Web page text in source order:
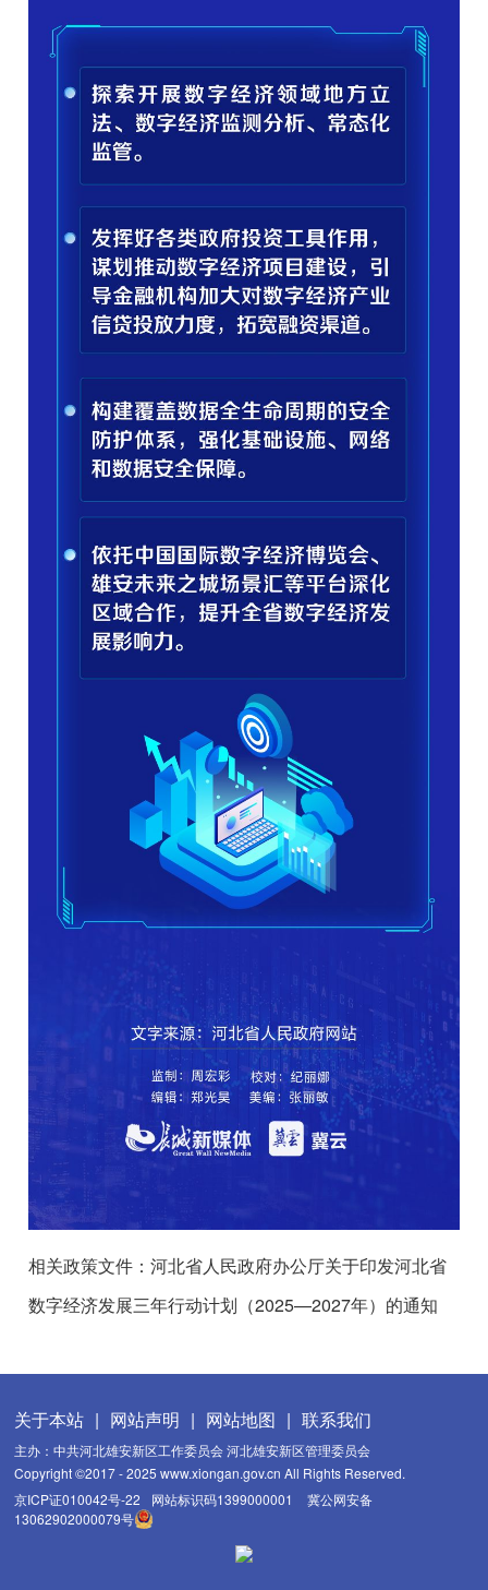
相关政策文件：河北省人民政府办公厅关于印发河北省
数字经济发展三年行动计划（2025—2027年）的通知
关于本站 | 网站声明 | 网站地图 | 联系我们
主办：中共河北雄安新区工作委员会 河北雄安新区管理委员会
Copyright ©2017 - 2025 www.xiongan.gov.cn All Rights Reserved.
京ICP证010042号-22
网站标识码1399000001
冀公网安备
13062902000079号